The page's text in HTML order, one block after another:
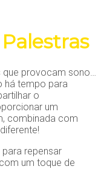
que provocam sono…
há tempo para
o
um
combinada com
repensar
um toque de